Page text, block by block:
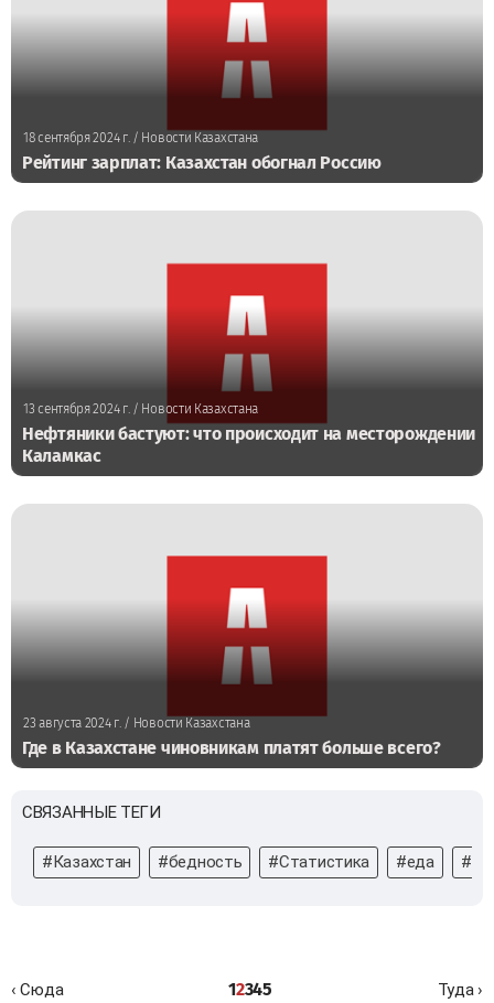
18 сентября 2024 г./ Новости Казахстана
Рейтинг зарплат: Казахстан обогнал Россию
13 сентября 2024 г. / Новости Казахстана
Нефтяники бастуют: что происходит на месторождении
Каламкас
23 августа 2024 г./ Новости Казахстана
Где в Казахстане чиновникам платят больше всего?
СВЯЗАННЫЕ ТЕГИ
#Казахстан #бедность #Статистика #еда
‹ Сюда 12345 Туда ›